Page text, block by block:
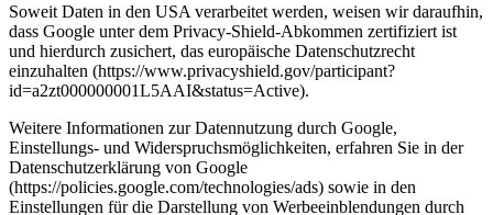
Soweit Daten in den USA verarbeitet werden, weisen wir daraufhin,
dass Google unter dem Privacy-Shield-Abkommen zertifiziert ist
und hierdurch zusichert, das europäische Datenschutzrecht
einzuhalten (https://www.privacyshield.gov/participant?
id=a2zt000000001L5AAI&status=Active).
Weitere Informationen zur Datennutzung durch Google,
Einstellungs- und Widerspruchsmöglichkeiten, erfahren Sie in der
Datenschutzerklärung von Google
(https://policies.google.com/technologies/ads) sowie in den
Einstellungen für die Darstellung von Werbeeinblendungen durch